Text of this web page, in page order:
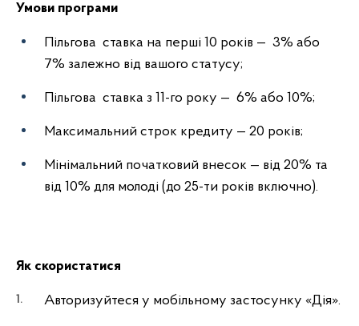
Умови програми
Пільгова ставка на перші 10 років — 3% або
7% залежно від вашого статусу;
Пільгова ставка з 11-го року — 6% або 10%;
Максимальний строк кредиту — 20 років;
Мінімальний початковий внесок — від 20% та
від 10% для молоді (до 25-ти років включно).
Як скористатися
Авторизуйтеся у мобільному застосунку «Дія».